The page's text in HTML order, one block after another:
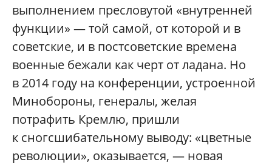
выполнением пресловутой «внутренней
функции» — той самой, от которой и в
советские, и в постсоветские времена
военные бежали как черт от ладана. Но
в 2014 году на конференции, устроенной
Минобороны, генералы, желая
потрафить Кремлю, пришли
к сногсшибательному выводу: «цветные
революции», оказывается, — новая